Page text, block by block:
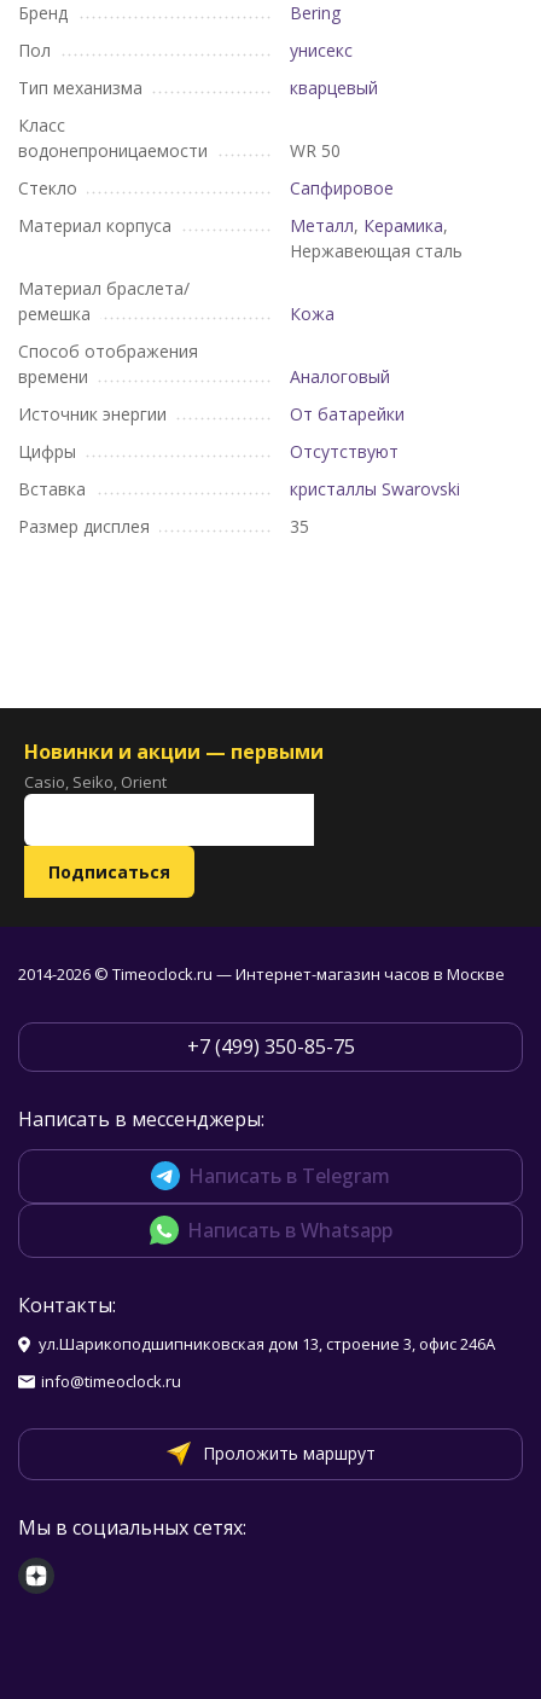
Бренд
Bering
Пол
унисекс
Тип механизма
кварцевый
Класс
водонепроницаемости
WR 50
Стекло
Сапфировое
Материал корпуса
Металл, Керамика,
Нержавеющая сталь
Материал браслета/
ремешка
Кожа
Способ отображения
времени
Аналоговый
Источник энергии
От батарейки
Цифры
Отсутствуют
Вставка
кристаллы Swarovski
Размер дисплея
35
Новинки и акции — первыми
Casio, Seiko, Orient
2014-2026 © Timeoclock.ru — Интернет-магазин часов в Москве
+7 (499) 350-85-75
Написать в мессенджеры:
Написать в Telegram
Написать в Whatsapp
Контакты:
ул.Шарикоподшипниковская дом 13, строение 3, офис 246А
info@timeoclock.ru
Проложить маршрут
Мы в социальных сетях: